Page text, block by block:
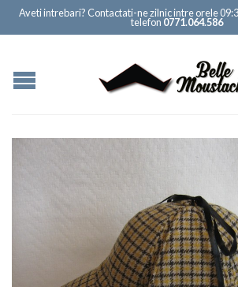
Aveti intrebari? Contactati-ne zilnic intre orele
telefon 0771.064.586